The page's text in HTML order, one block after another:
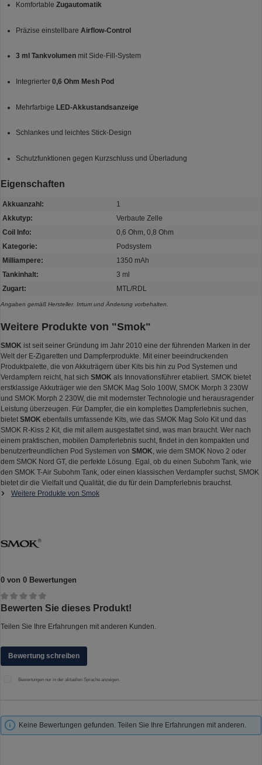
Komfortable Zugautomatik
Präzise einstellbare Airflow-Control
3 ml Tankvolumenmit Side-Fill-System
Integrierter 0,6 Ohm Mesh Pod
Mehrfarbige LED-Akkustandsanzeige
Schlankes und leichtes Stick-Design
Schutzfunktionen gegen Kurzschluss und Überladung
Eigenschaften
Akkuanzahl:
1
Akkutyp:
Verbaute Zelle
Coil Info:
0,6 Ohm, 0,8 Ohm
Kategorie:
Podsystem
Milliampere:
1350 mAh
Tankinhalt:
3 ml
Zugart:
MTL/RDL
Angaben gemäß Hersteller. Irrtum und Änderung vorbehalten.
Weitere Produkte von "Smok"
SMOK ist seit seiner Gründung im Jahr 2010 eine der führenden Marken in der
Welt der E-Zigaretten und Dampferprodukte. Mit einer beeindruckenden
Produktpalette, die von Akkuträgern über Kits bis hin zu Pod Systemen und
Verdampfern reicht, hat sich SMOK als Innovationsführer etabliert. SMOK bietet
erstklassige Akkuträger wie den SMOK Mag Solo 100W, SMOK Morph 3 230W
und SMOK Morph 2 230W, die mit modernster Technologie und herausragender
Leistung überzeugen. Für Dampfer, die ein komplettes Dampferlebnis suchen,
bietet SMOK ebenfalls umfassende Kits, wie das SMOK Mag Solo Kit und das
SMOK R-Kiss 2 Kit, die mit allem ausgestattet sind, was man braucht. Wer nach
einem praktischen, mobilen Dampferlebnis sucht, findet in den kompakten und
benutzerfreundlichen Pod Systemen von SMOK, wie dem SMOK Novo 2 oder
dem SMOK Nord GT, die perfekte Lösung. Egal, ob du einen Subohm Tank, wie
den SMOK T-Air Subohm Tank, oder einen klassischen Verdampfer suchst, SMOK
bietet dir die Vielfalt und Qualität, die du für dein Dampferlebnis brauchst.
Weitere Produkte von Smok
0 von 0 Bewertungen
Durchschnittliche Bewertung von 0 von 5 Sternen
Bewerten Sie dieses Produkt!
Teilen Sie Ihre Erfahrungen mit anderen Kunden.
Bewertung schreiben
Bewertungen nur in der aktuellen Sprache anzeigen.
Keine Bewertungen gefunden. Teilen Sie Ihre Erfahrungen mit anderen.